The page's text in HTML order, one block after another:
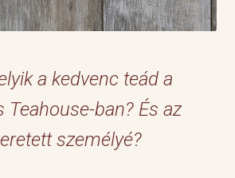
a kedvenc teád a
Teahouse-ban? És az
személyé?